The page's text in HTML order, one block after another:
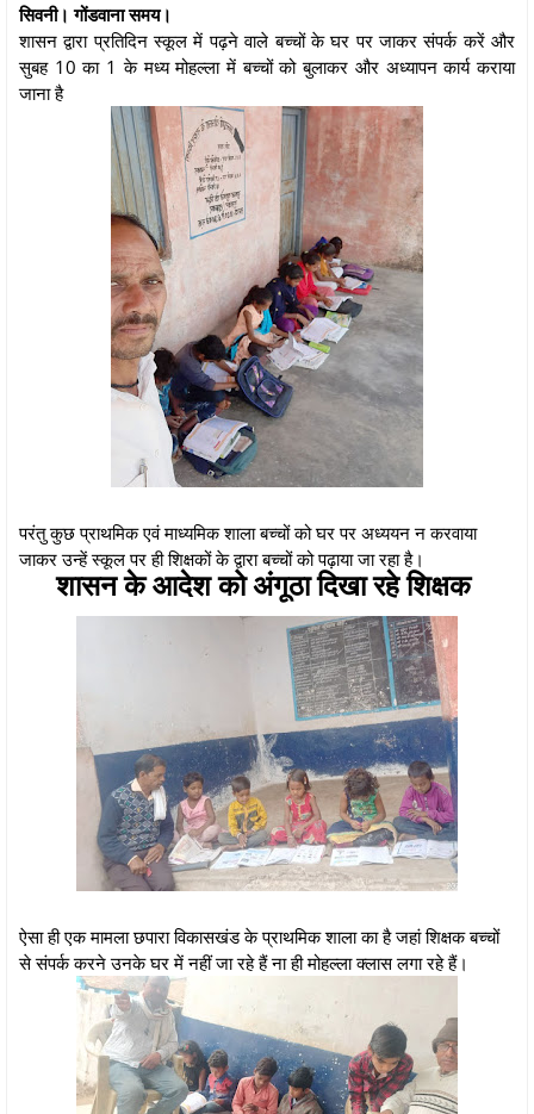
सिवनी। गोंडवाना समय।
शासन द्वारा प्रतिदिन स्कूल में पढ़ने वाले बच्चों के घर पर जाकर संपर्क करें और
सुबह 10 का 1 के मध्य मोहल्ला में बच्चों को बुलाकर और अध्यापन कार्य कराया
जाना है
परंतु कुछ प्राथमिक एवं माध्यमिक शाला बच्चों को घर पर अध्ययन न करवाया
जाकर उन्हें स्कूल पर ही शिक्षकों के द्वारा बच्चों को पढ़ाया जा रहा है।
शासन के आदेश को अंगूठा दिखा रहे शिक्षक
ऐसा ही एक मामला छपारा विकासखंड के प्राथमिक शाला का है जहां शिक्षक बच्चों
से संपर्क करने उनके घर में नहीं जा रहे हैं ना ही मोहल्ला क्लास लगा रहे हैं।